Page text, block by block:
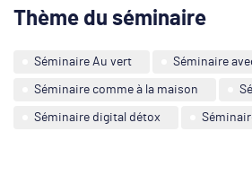
Thème du séminaire
Séminaire Au vert Séminaire
Séminaire comme à la maison
Séminaire digital détox